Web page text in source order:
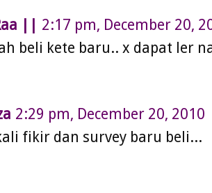
|| 2:17 pm, December 20,
beli kete baru.. x dapat ler
2:29 pm, December 20, 2010
fikir dan survey baru beli...